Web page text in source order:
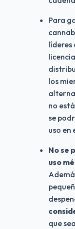
Para
líderes
los
no
se
uso en
No se
uso
que